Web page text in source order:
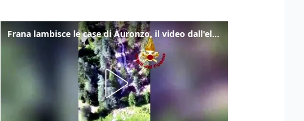
Frana lambisce le case di Auronzo, il video dall'elicottero dei vigili del fuoco